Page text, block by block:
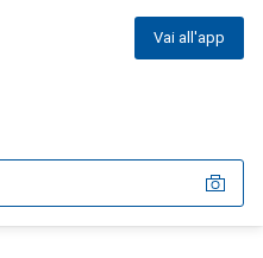
Vai all'app